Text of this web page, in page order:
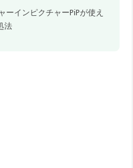
ーインピクチャーPiPが使え
法